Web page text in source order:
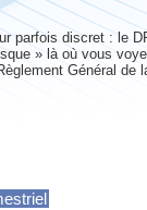
parfois discret : le
» là où vous
Général de